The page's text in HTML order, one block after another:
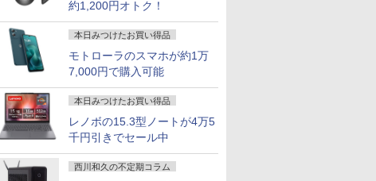
約1,200円オトク！
本日みつけたお買い得品
モトローラのスマホが約1万
7,000円で購入可能
本日みつけたお買い得品
レノボの15.3型ノートが4万5
千円引きでセール中
西川和久の不定期コラム